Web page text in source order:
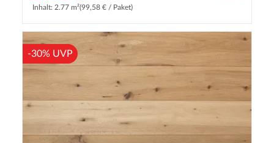
Inhalt: 2.77 m²(99,58 € / Paket)
-30% UVP